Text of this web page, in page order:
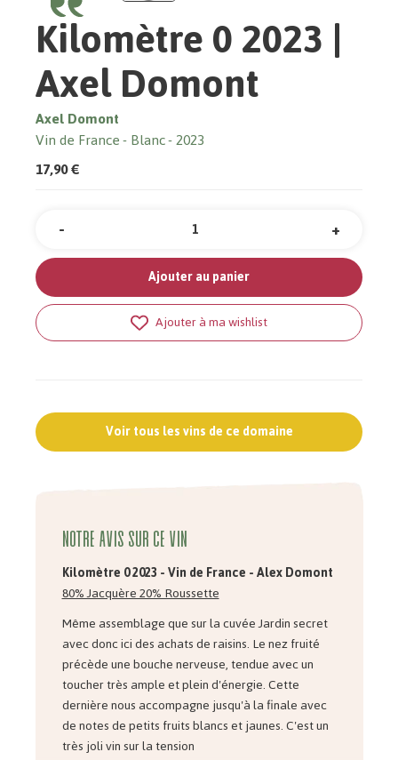
Kilomètre 0 2023 |
Axel Domont
Axel Domont
Vin de France Blanc 2023
17,90 €
Quantité +
-
Ajouter au panier
Ajouter à ma wishlist
Voir tous les vins de ce domaine
Notre avis sur ce vin
Kilomètre 0 2023 - Vin de France - Alex Domont
80% Jacquère 20% Roussette
Même assemblage que sur la cuvée Jardin secret
avec donc ici des achats de raisins. Le nez fruité
précède une bouche nerveuse, tendue avec un
toucher très ample et plein d'énergie. Cette
dernière nous accompagne jusqu'à la finale avec
de notes de petits fruits blancs et jaunes. C'est un
très joli vin sur la tension